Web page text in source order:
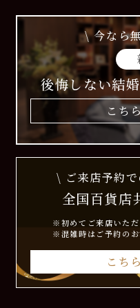
\ 今なら
後悔しない結
こち
\ ご来店予約
全国百貨店
※初めてご来店いた
※混雑時はご予約の
こち